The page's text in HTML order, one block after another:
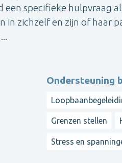
specifieke hulpvraag
in zichzelf en zijn of haar
Ondersteuning
Grenzen stellen
Stress en